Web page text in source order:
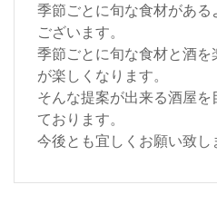
季節ごとに旬な食材があ
ございます。
季節ごとに旬な食材と酒を
が楽しくなります。
そんな提案が出来る酒屋を
ております。
今後とも宜しくお願い致し